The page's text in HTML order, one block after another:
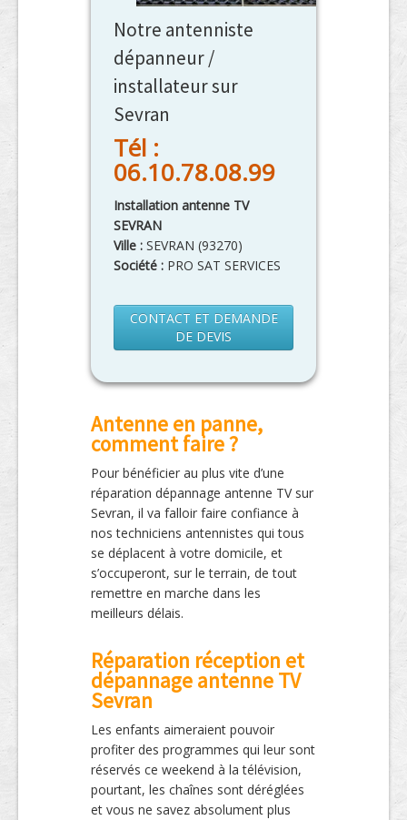
Notre antenniste
dépanneur /
installateur sur
Sevran
Tél :
06.10.78.08.99
Installation antenne TV
SEVRAN
Ville : SEVRAN (93270)
Société : PRO SAT SERVICES
CONTACT ET DEMANDE
DE DEVIS
Antenne en panne,
comment faire ?
Pour bénéficier au plus vite d’une
réparation dépannage antenne TV sur
Sevran, il va falloir faire confiance à
nos techniciens antennistes qui tous
se déplacent à votre domicile, et
s’occuperont, sur le terrain, de tout
remettre en marche dans les
meilleurs délais.
Réparation réception et
dépannage antenne TV
Sevran
Les enfants aimeraient pouvoir
profiter des programmes qui leur sont
réservés ce weekend à la télévision,
pourtant, les chaînes sont déréglées
et vous ne savez absolument plus